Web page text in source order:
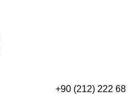
+90 (212) 222 68